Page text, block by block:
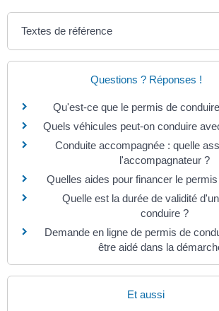
Textes de référence
Questions ? Réponses !
Qu'est-ce que le permis de
Quels véhicules peut-on conduire
Conduite accompagnée : quelle
l'accompagnateur ?
Quelles aides pour financer le
Quelle est la durée de validité
conduire ?
Demande en ligne de permis de
être aidé dans la
Et aussi